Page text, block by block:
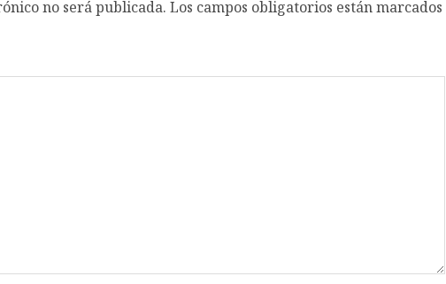
no será publicada. Los campos obligatorios están marcados